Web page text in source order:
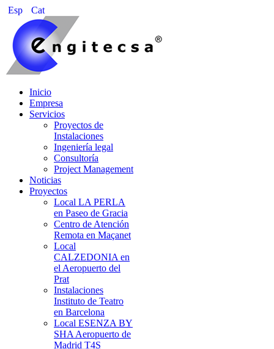
Esp Cat
Inicio
Empresa
Servicios
Proyectos de
Instalaciones
Ingeniería legal
Consultoría
Project Management
Noticias
Proyectos
Local LA PERLA
en Paseo de Gracia
Centro de Atención
Remota en Maçanet
Local
CALZEDONIA en
el Aeropuerto del
Prat
Instalaciones
Instituto de Teatro
en Barcelona
Local ESENZA BY
SHA Aeropuerto de
Madrid T4S